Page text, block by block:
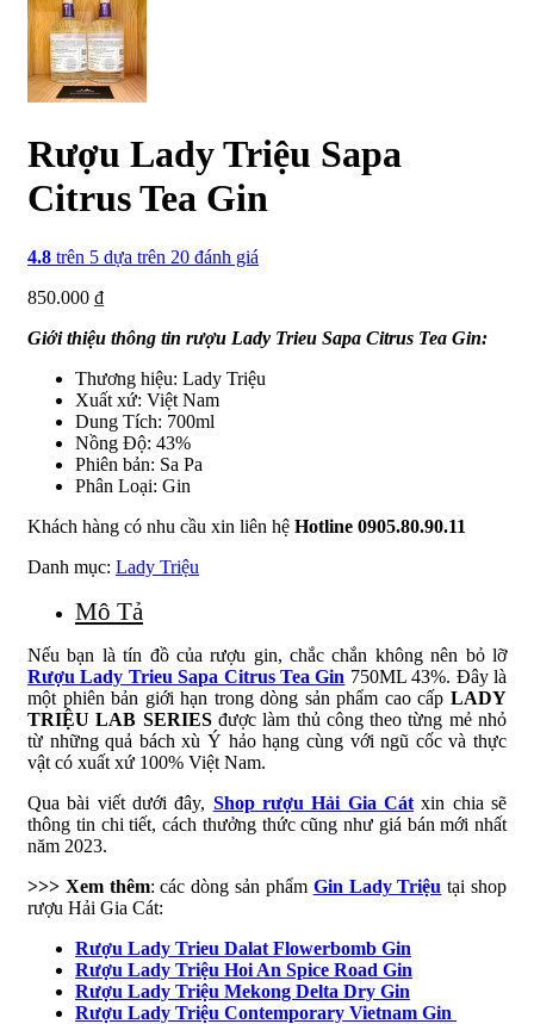
Rượu Lady Triệu Sapa
Citrus Tea Gin
4.8 trên 5 dựa trên 20 đánh giá
850.000 ₫
Giới thiệu thông tin rượu Lady Trieu Sapa Citrus Tea Gin:
Thương hiệu: Lady Triệu
Xuất xứ: Việt Nam
Dung Tích: 700ml
Nồng Độ: 43%
Phiên bản: Sa Pa
Phân Loại: Gin
Khách hàng có nhu cầu xin liên hệ Hotline 0905.80.90.11
Danh mục: Lady Triệu
Mô Tả
Nếu bạn là tín đồ của rượu gin, chắc chắn không nên bỏ lỡ
Rượu Lady Trieu Sapa Citrus Tea Gin 750ML 43%. Đây là
một phiên bản giới hạn trong dòng sản phẩm cao cấp LADY
TRIỆU LAB SERIESđược làm thủ công theo từng mẻ nhỏ
từ những quả bách xù Ý hảo hạng cùng với ngũ cốc và thực
vật có xuất xứ 100% Việt Nam.
Qua bài viết dưới đây, Shop rượu Hải Gia Cát xin chia sẽ
thông tin chi tiết, cách thưởng thức cũng như giá bán mới nhất
năm 2023.
>>> Xem thêm: các dòng sản phẩm Gin Lady Triệu tại shop
rượu Hải Gia Cát:
Rượu Lady Trieu Dalat Flowerbomb Gin
Rượu Lady Triệu Hoi An Spice Road Gin
Rượu Lady Triệu Mekong Delta Dry Gin
Rượu Lady Triệu Contemporary Vietnam Gin